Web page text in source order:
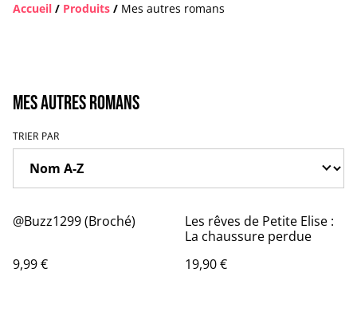
Accueil / Produits / Mes autres romans
Mes autres romans
TRIER PAR
@Buzz1299 (Broché)
9,99 €
Les rêves de Petite Elise :
La chaussure perdue
19,90 €